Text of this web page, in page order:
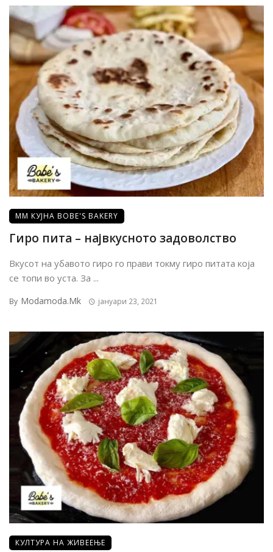
ММ КУЈНА BOBE'S BAKERY
Гиро пита – највкусното задоволство
Вкусот на убавото гиро го прави токму гиро питата која
се топи во уста. За ...
By Modamoda.mk јануари 23, 2021
КУЛТУРА НА ЖИВЕЕЊЕ